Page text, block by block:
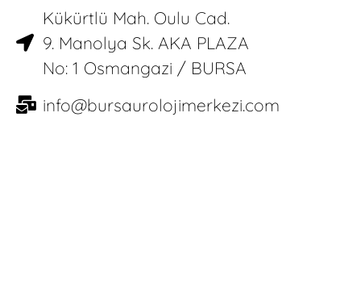
Kükürtlü Mah. Oulu Cad.
9. Manolya Sk. AKA PLAZA
No: 1 Osmangazi / BURSA
info@bursaurolojimerkezi.com